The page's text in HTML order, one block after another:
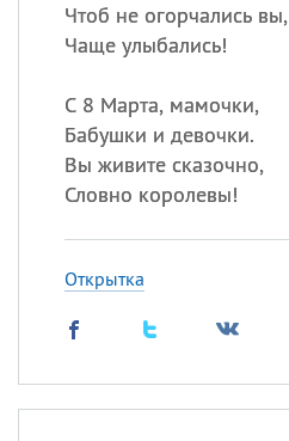
Чтоб не огорчались вы,
Чаще улыбались!
С 8 Марта, мамочки,
Бабушки и девочки.
Вы живите сказочно,
Словно королевы!
Открытка